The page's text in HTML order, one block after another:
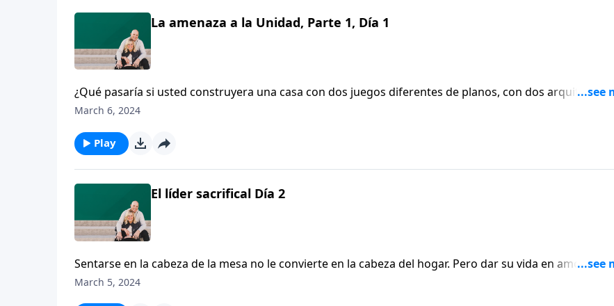
La amenaza a la Unidad, Parte 1, Día 1
¿Qué pasaría si usted construyera una casa con dos juegos diferentes de planos, con dos arquitectos
diferentes y dos diferentes albañiles construyendo la casa? ¿Es de asombrarse por qué los matrimonios
March 6, 2024
Play
El líder sacrifical Día 2
Sentarse en la cabeza de la mesa no le convierte en la cabeza del hogar. Pero dar su vida en amor
sacrificial, como lo hizo Cristo, sí podría convertirlo en cabeza de su familia. El pastor Voddie Baucham
March 5, 2024